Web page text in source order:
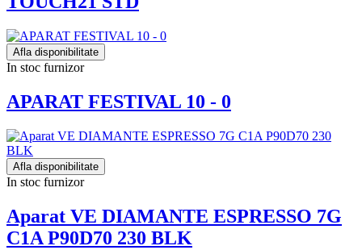
Afla disponibilitate
In stoc furnizor
APARAT FESTIVAL 10 - 0
Afla disponibilitate
In stoc furnizor
Aparat VE DIAMANTE ESPRESSO 7G
C1A P90D70 230 BLK